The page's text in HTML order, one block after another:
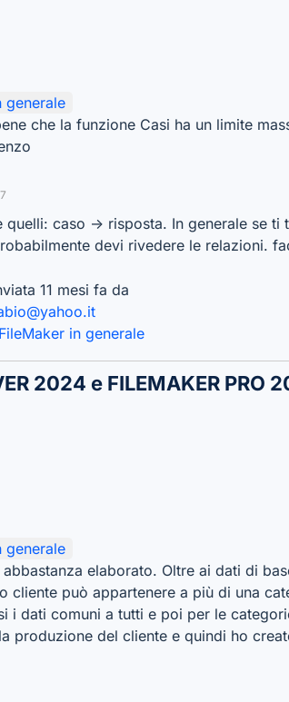
generale
che la funzione Casi ha un limite
quelli: caso -> risposta. In generale se
devi rivedere le relazioni.
11 mesi fa da
FileMaker in generale
2024 e FILEMAKER PRO
generale
abbastanza elaborato. Oltre ai dati di
cliente può appartenere a più di una
i dati comuni a tutti e poi per le
produzione del cliente e quindi ho